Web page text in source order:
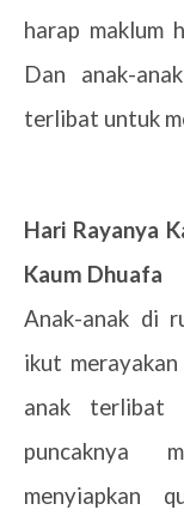
harap maklum
Dan anak-
terlibat untuk
Hari Rayanya
Kaum Dhuafa
Anak-anak di
ikut
anak terlibat
puncaknya
menyiapkan